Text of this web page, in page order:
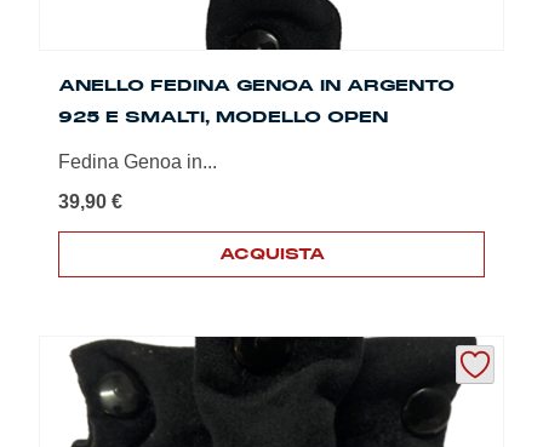
ANELLO FEDINA GENOA IN ARGENTO
925 E SMALTI, MODELLO OPEN
Fedina Genoa in...
39,90 €
ACQUISTA